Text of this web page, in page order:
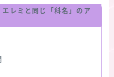
レミと同じ「科名」のア